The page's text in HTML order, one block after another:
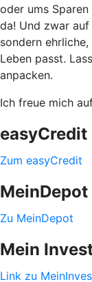
oder ums
da! Und zwar auf
sondern
Leben passt.
anpacken.
Ich freue mich
easyCredit
Zum easyCredit
MeinDepot
Zu MeinDepot
Mein
Link zu